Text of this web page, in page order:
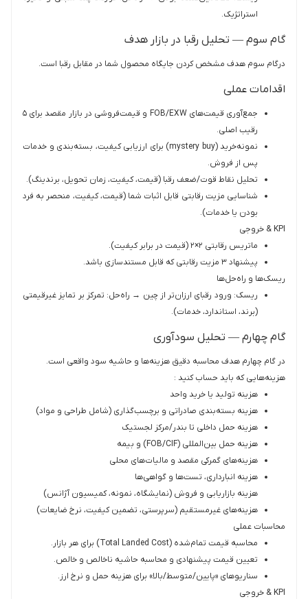
استراتژیک.
گام سوم — تحلیل رقبا در بازار هدف
درگام سوم هدف مشخص کردن جایگاه محصول شما در مقابل رقبا است.
اقدامات عملی
جمع‌آوری قیمت‌های FOB/EXW و قیمت‌فروشی در بازار مقصد برای ۵
رقیب اصلی.
نمونه‌خرید (mystery buy) برای ارزیابی کیفیت، بسته‌بندی و خدمات
پس از فروش.
تحلیل نقاط قوت/ضعف رقبا (قیمت، کیفیت، زمان تحویل، برندینگ).
شناسایی مزیت رقابتی قابل اثبات شما (قیمت، کیفیت، منحصر به فرد
بودن یا خدمات).
KPI & خروجی‌
ماتریس رقابتی ۲×۲ (قیمت در برابر کیفیت).
پیشنهاد ۳ مزیت رقابتی که قابل مستندسازی باشد.
ریسک‌ها و راه‌حل‌ها
ریسک: ورود رقبای ارزان‌تر از چین → راه‌حل: تمرکز بر تمایز غیرقیمتی
(برند، استاندارد، خدمات).
گام چهارم — تحلیل سودآوری
در گام چهارم هدف محاسبه دقیق هزینه‌ها و حاشیه سود واقعی است.
هزینه‌هایی که باید حساب کنید :
هزینه تولید یا خرید واحد
هزینه بسته‌بندی صادراتی و برچسب‌گذاری (شامل طراحی و مواد)
هزینه حمل داخلی تا بندر/مرکز لجستیک
هزینه حمل بین‌المللی (FOB/CIF) و بیمه
هزینه‌های گمرکی مقصد و مالیات‌های محلی
هزینه انبارداری، تست‌ها و گواهی‌ها
هزینه بازاریابی و فروش (نمایشگاه، نمونه، کمیسیون آژانس)
هزینه‌های غیرمستقیم (سرپرستی، تضمین کیفیت، نرخ ضایعات)
محاسبات عملی
محاسبه قیمت تمام‌شده (Total Landed Cost) برای هر بازار.
تعیین قیمت پیشنهادی و محاسبه حاشیه ناخالص و خالص.
سناریوهای «پایین/متوسط/بالا» برای هزینه حمل و نرخ ارز.
KPI & خروجی‌